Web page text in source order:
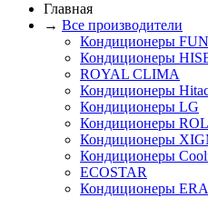
Главная
→ Все производители
Кондиционеры
Кондиционеры
ROYAL CLIMA
Кондиционеры
Кондиционеры LG
Кондиционеры
Кондиционеры
Кондиционеры
ECOSTAR
Кондиционеры